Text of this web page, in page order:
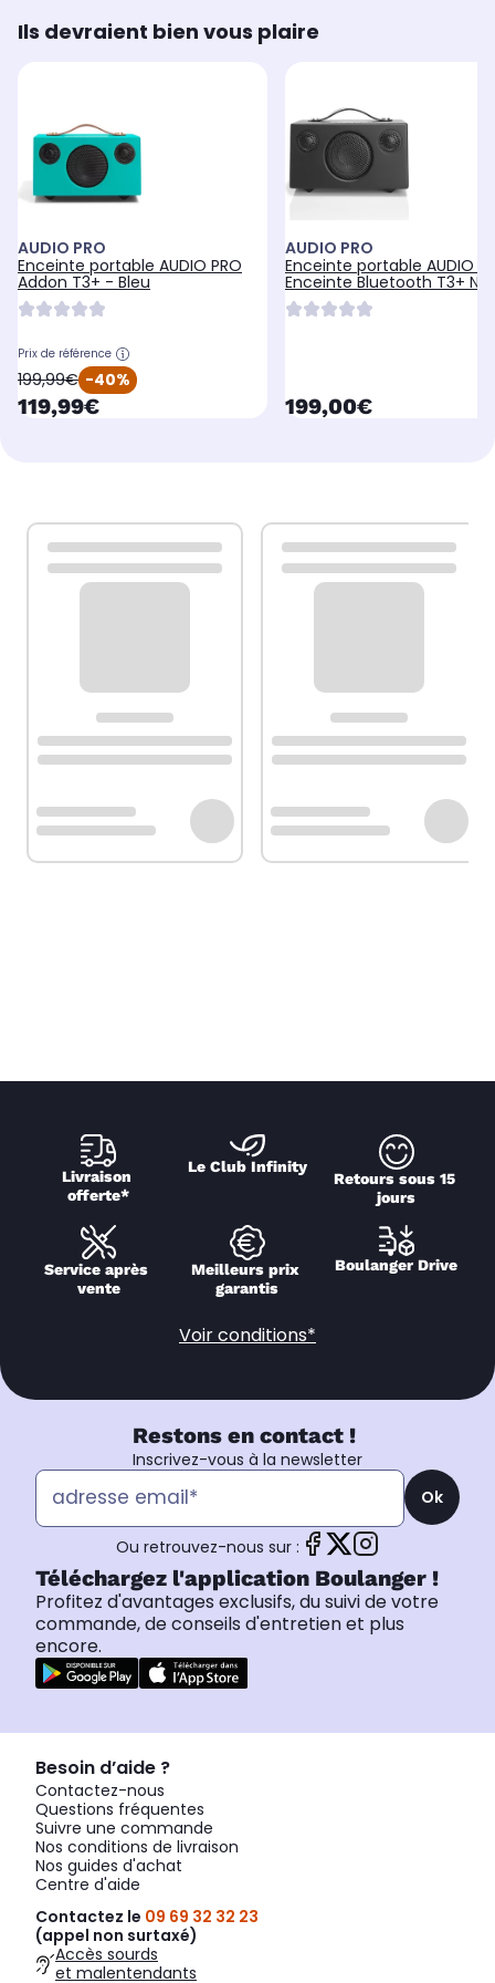
Ils devraient bien vous plaire
AUDIO PRO
Enceinte portable AUDIO PRO
Addon T3+ - Bleu
Prix de référence
oldPrice
199,99€ -40%
currentPrice
119,99€
AUDIO PRO
Enceinte portable AUDIO
Enceinte Bluetooth T3+
currentPrice
199,00€
Livraison
offerte*
Le Club Infinity
Retours sous 15
jours
Service après
vente
Meilleurs prix
garantis
Boulanger Drive
Voir conditions*
Restons en contact !
Inscrivez-vous à la newsletter
Ok
Ou retrouvez-nous sur :
Téléchargez l'application Boulanger !
Profitez d'avantages exclusifs, du suivi de votre
commande, de conseils d'entretien et plus
encore.
Besoin d’aide ?
Contactez-nous
Questions fréquentes
Suivre une commande
Nos conditions de livraison
Nos guides d'achat
Centre d'aide
Contactez le 09 69 32 32 23
(appel non surtaxé)
Accès sourds
et malentendants